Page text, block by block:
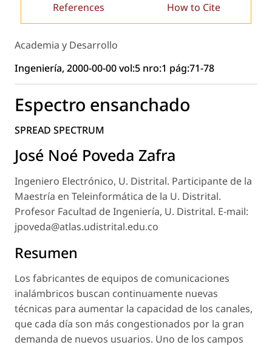
References How to Cite
Academia y Desarrollo
Ingeniería, 2000-00-00 vol:5 nro:1 pág:71-78
Espectro ensanchado
SPREAD SPECTRUM
José Noé Poveda Zafra
Ingeniero Electrónico, U. Distrital. Participante de la
Maestría en Teleinformática de la U. Distrital.
Profesor Facultad de Ingeniería, U. Distrital. E-mail:
jpoveda@atlas.udistrital.edu.co
Resumen
Los fabricantes de equipos de comunicaciones
inalámbricos buscan continuamente nuevas
técnicas para aumentar la capacidad de los canales,
que cada día son más congestionados por la gran
demanda de nuevos usuarios. Uno de los campos